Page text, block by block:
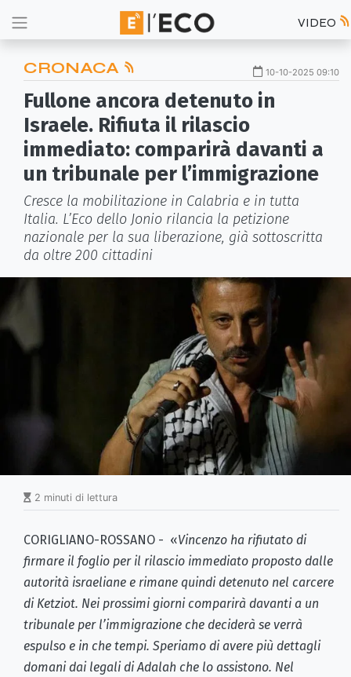
VIDEO
CRONACA 10-10-2025 09:10
Fullone ancora detenuto in
Israele. Rifiuta il rilascio
immediato: comparirà davanti a
un tribunale per l’immigrazione
Cresce la mobilitazione in Calabria e in tutta
Italia. L’Eco dello Jonio rilancia la petizione
nazionale per la sua liberazione, già sottoscritta
da oltre 200 cittadini
2 minuti di lettura
CORIGLIANO-ROSSANO - «Vincenzo ha rifiutato di
firmare il foglio per il rilascio immediato proposto dalle
autorità israeliane e rimane quindi detenuto nel carcere
di Ketziot. Nei prossimi giorni comparirà davanti a un
tribunale per l’immigrazione che deciderà se verrà
espulso e in che tempi. Speriamo di avere più dettagli
domani dai legali di Adalah che lo assistono. Nel